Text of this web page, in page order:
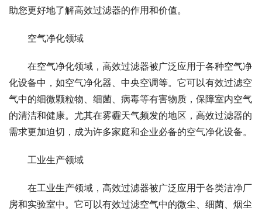
助您更好地了解高效过滤器的作用和价值。
空气净化领域
在空气净化领域，高效过滤器被广泛应用于各种空气净
化设备中，如空气净化器、中央空调等。它可以有效过滤空
气中的细微颗粒物、细菌、病毒等有害物质，保障室内空气
的清洁和健康。尤其在雾霾天气频发的地区，高效过滤器的
需求更加迫切，成为许多家庭和企业必备的空气净化设备。
工业生产领域
在工业生产领域，高效过滤器被广泛应用于各类洁净厂
房和实验室中。它可以有效过滤空气中的微尘、细菌、烟尘